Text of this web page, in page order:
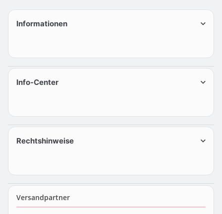
Informationen
Info-Center
Rechtshinweise
Versandpartner